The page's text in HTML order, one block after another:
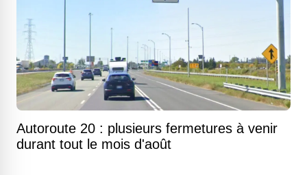
Autoroute 20 : plusieurs fermetures à venir
durant tout le mois d'août